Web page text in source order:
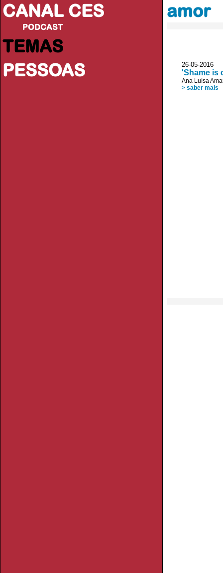
CANAL CES
PODCAST
TEMAS
PESSOAS
amor
26-05-
'Shame is
Ana Luísa
> saber mais